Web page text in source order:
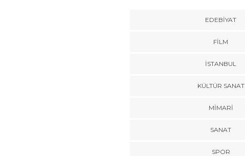
EDEBIYAT
FILM
İSTANBUL
KÜLTÜR SANAT
MIMARI
SANAT
SPOR